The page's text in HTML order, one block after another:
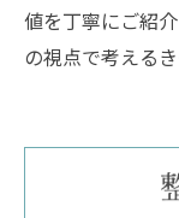
値を丁寧にご紹
の視点で考える